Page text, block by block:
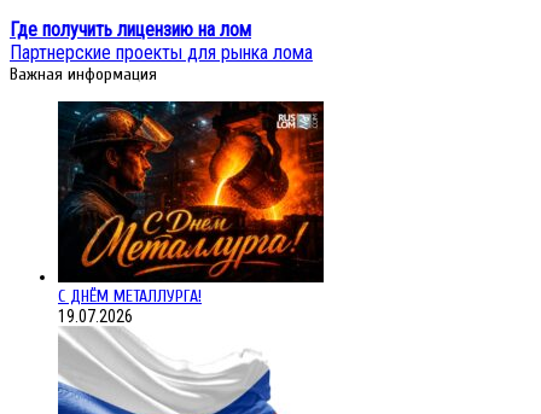
Где получить лицензию на лом
Партнерские проекты для рынка лома
Важная информация
С ДНЁМ МЕТАЛЛУРГА!
19.07.2026